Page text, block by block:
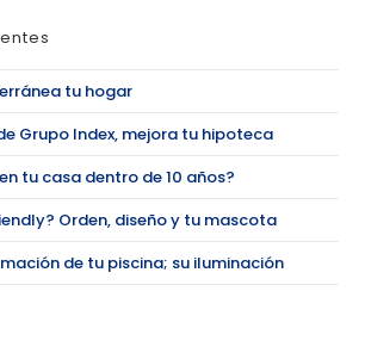
tu hogar
Grupo Index, mejora tu hipoteca
tu casa dentro de 10 años?
Orden, diseño y tu mascota
de tu piscina; su iluminación